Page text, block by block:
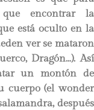
encontrar la
está oculto en la
ver se mataron
Dragón…). Así
un montón de
cuerpo (el wonder
después